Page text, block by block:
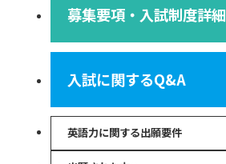
募集要項・入試制度詳細
入試に関するQ&A
英語力に関する出願要件